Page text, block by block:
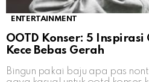
ENTERTAINMENT
OOTD Konser: 5
Kece Bebas Gerah
Bingun pakai baju apa pas